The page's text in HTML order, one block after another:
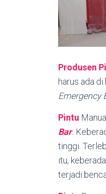
Produsen
harus ada
Emergency
Pintu
Bar.
tinggi.
itu,
terjadi